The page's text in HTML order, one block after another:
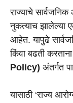
राज्याचे
नुकत्याच झालेल्या
आहेत. यापुढे
किंवा बढती करताना
Policy) अंतर्गत
यासाठी ‘राज्य